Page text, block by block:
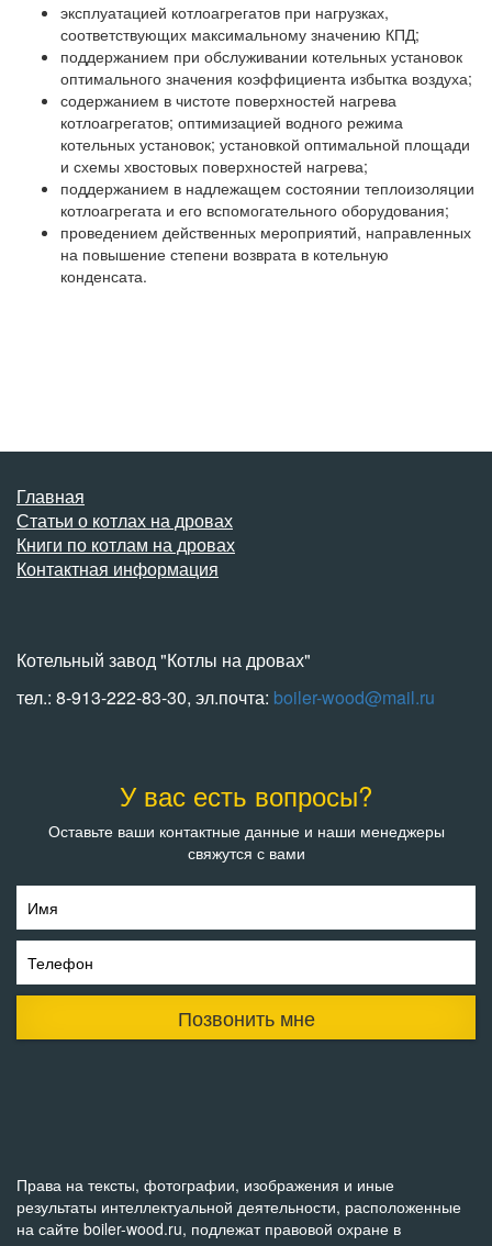
эксплуатацией котлоагрегатов при нагрузках,
соответствующих максимальному значению КПД;
поддержанием при обслуживании котельных установок
оптимального значения коэффициента избытка воздуха;
содержанием в чистоте поверхностей нагрева
котлоагрегатов; оптимизацией водного режима
котельных установок; установкой оптимальной площади
и схемы хвостовых поверхностей нагрева;
поддержанием в надлежащем состоянии теплоизоляции
котлоагрегата и его вспомогательного оборудования;
проведением действенных мероприятий, направленных
на повышение степени возврата в котельную
конденсата.
Главная
Статьи о котлах на дровах
Книги по котлам на дровах
Контактная информация
Котельный завод "Котлы на дровах"
тел.: 8-913-222-83-30, эл.почта: boiler-wood@mail.ru
У вас есть вопросы?
Оставьте ваши контактные данные и наши менеджеры
свяжутся с вами
Имя
Телефон
Позвонить мне
Права на тексты, фотографии, изображения и иные
результаты интеллектуальной деятельности, расположенные
на сайте boiler-wood.ru, подлежат правовой охране в